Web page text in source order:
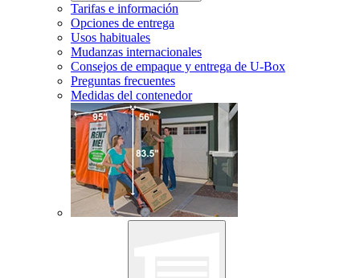
Tarifas e información
Opciones de entrega
Usos habituales
Mudanzas internacionales
Consejos de empaque y entrega de U-Box
Preguntas frecuentes
Medidas del contenedor